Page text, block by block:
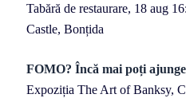
Tabără de restaurare, 18 aug
Castle, Bonțida
FOMO? Încă mai poți
Expoziția The Art of Banksy,